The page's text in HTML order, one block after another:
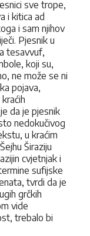
sve trope,
i kitica ad
i sam njihov
Pjesnik u
tesavvuf,
koji su,
ne može se ni
pojava,
da je pjesnik
nedokučivog
u kraćim
Širaziju
cvjetnjak i
sufijske
tvrdi da je
grčkih
vide
trebalo bi